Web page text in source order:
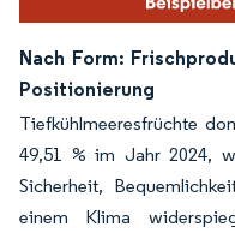
Nach Form:
Positionierung
Tiefkühlmeeresfrüchte
49,51 % im Jahr 2024,
Sicherheit,
einem Klima